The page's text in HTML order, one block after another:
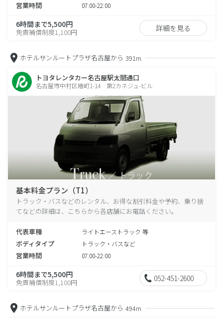
営業時間 07:00-22:00
6時間まで5,500円
免責補償制度1,100円 詳細を見る
ホテルサンルートプラザ名古屋から 391m
トヨタレンタカー名古屋駅太閤通口
名古屋市中村区椿町1-14 第2カネジュ-ビル
基本料金プラン（T1）
トラック・バスなどのレンタル、お得な割引料金や予約、乗り捨
てなどの詳細は、こちらから各店舗にお電話ください。
代表車種 ライトエーストラック 等
ボディタイプ トラック・バスなど
営業時間 07:00-22:00
6時間まで5,500円
免責補償制度1,100円 052-451-2600
ホテルサンルートプラザ名古屋から 494m